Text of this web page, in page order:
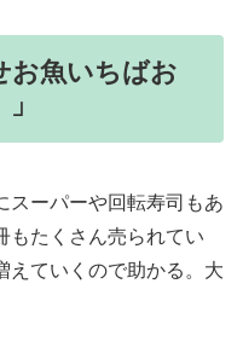
お魚いちばお
スーパーや回転寿司もあ
もたくさん売られてい
えていくので助かる。大